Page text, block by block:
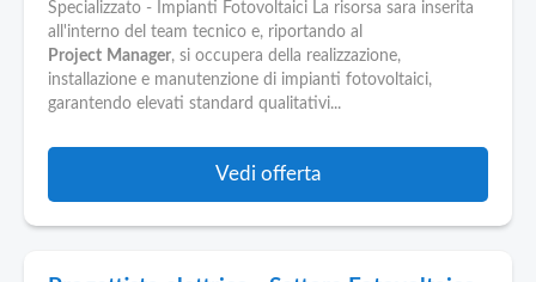
Specializzato - Impianti Fotovoltaici La risorsa sara inserita
all'interno del team tecnico e, riportando al
Project Manager, si occupera della realizzazione,
installazione e manutenzione di impianti fotovoltaici,
garantendo elevati standard qualitativi...
Vedi offerta